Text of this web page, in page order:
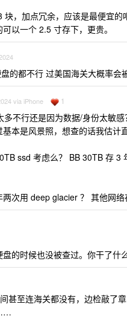
，加点冗余，应该是最便宜
以一个 2.5 寸存下，更贵。
的都不行 过美国海关大概率会
via iPhone 1
多不行还是因为数据/身份太敏
本是风景照，想查的话我估计
ssd 考虑么？ BB 30TB 存 3
次用 deep glacier ？ 其他网
的时候也没被查过。你干了什
甚至连海关都没有，边检敲了